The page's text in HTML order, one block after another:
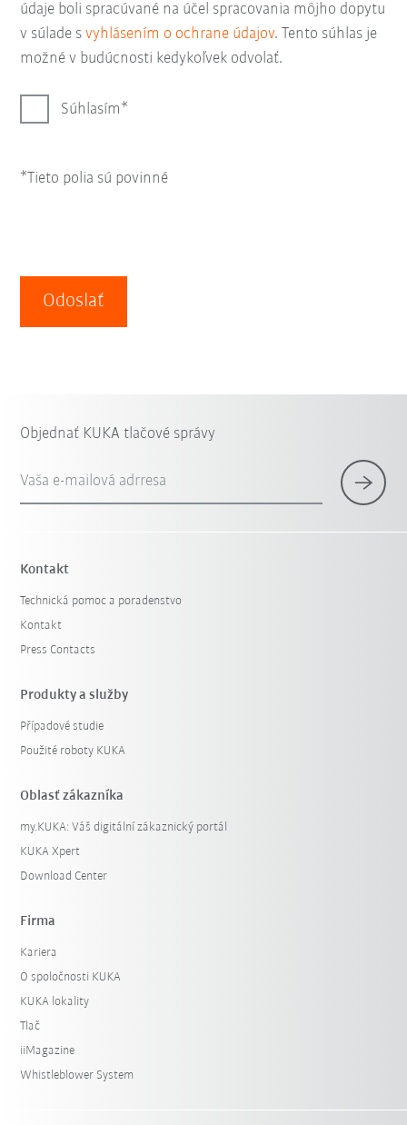
údaje boli spracúvané na účel spracovania môjho dopytu
v súlade svyhlásením o ochrane údajov. Tento súhlas je
možné v budúcnosti kedykoľvek odvolať.
Súhlasím
*Tieto polia sú povinné
Odoslať
Objednať KUKA tlačové správy
Vaša e-mailová adrresa
Kontakt
Technická pomoc a poradenstvo
Kontakt
Press Contacts
Produkty a služby
Případové studie
Použité roboty KUKA
Oblasť zákazníka
my.KUKA: Váš digitální zákaznický portál
KUKA Xpert
Download Center
Firma
Kariera
O spoločnosti KUKA
KUKA lokality
Tlač
iiMagazine
Whistleblower System